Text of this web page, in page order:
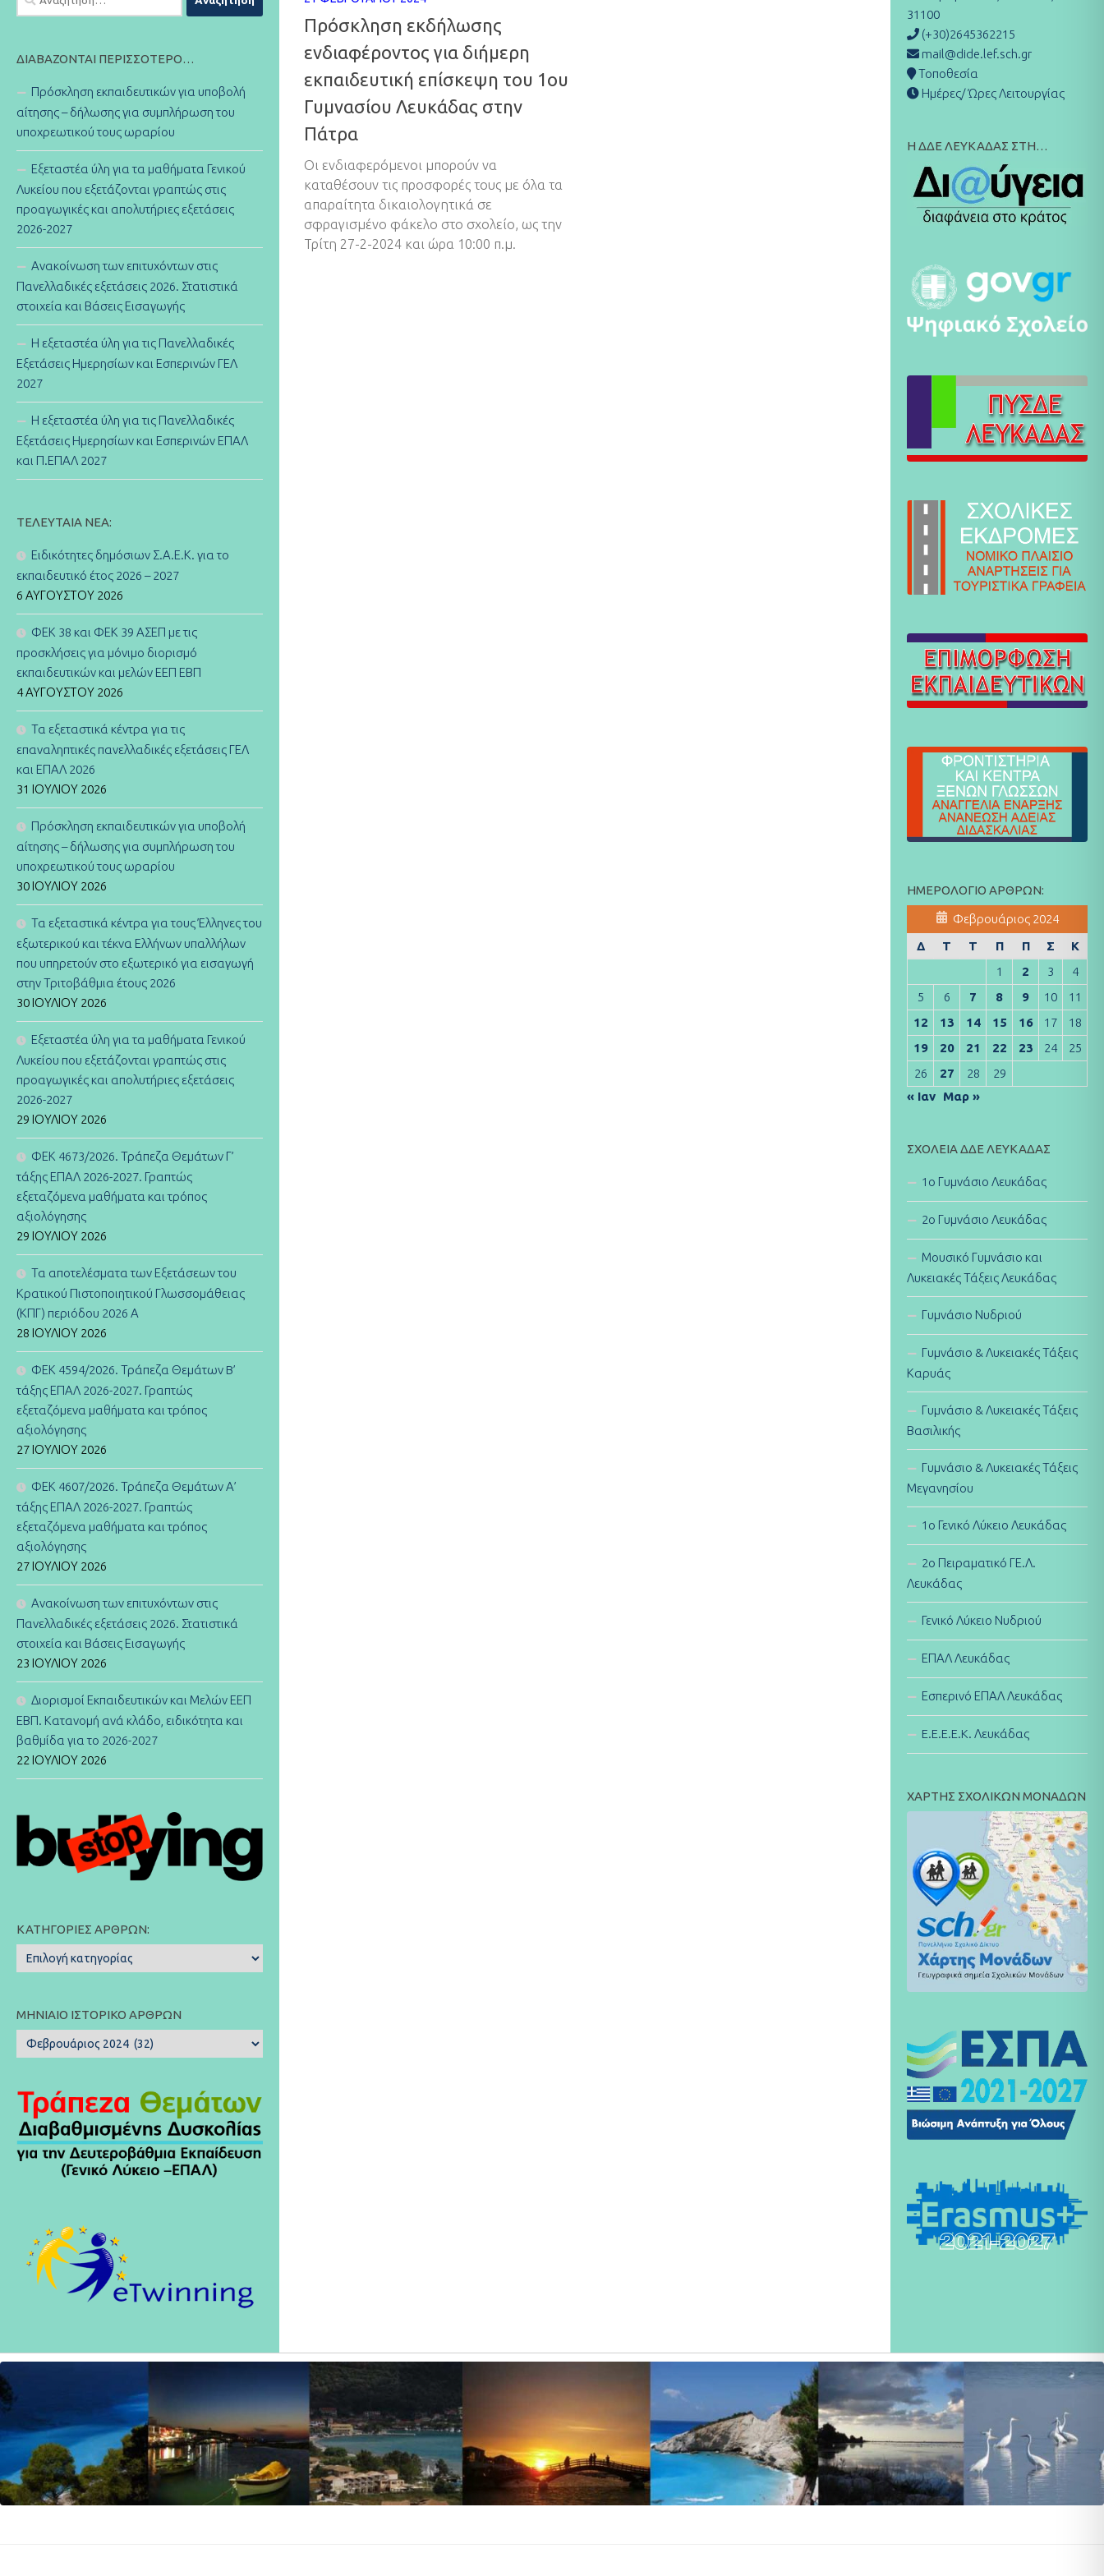
Πρόσκληση εκδήλωσης
ενδιαφέροντος για διήμερη
εκπαιδευτική επίσκεψη του 1ου
Γυμνασίου Λευκάδας στην
Πάτρα
Οι ενδιαφερόμενοι μπορούν να
καταθέσουν τις προσφορές τους με όλα τα
απαραίτητα δικαιολογητικά σε
σφραγισμένο φάκελο στο σχολείο, ως την
Τρίτη 27-2-2024 και ώρα 10:00 π.μ.
για:
ΔΙΑΒΆΖΟΝΤΑΙ ΠΕΡΙΣΣΌΤΕΡΟ…
Πρόσκληση εκπαιδευτικών για υποβολή
αίτησης – δήλωσης για συμπλήρωση του
υποχρεωτικού τους ωραρίου
Εξεταστέα ύλη για τα μαθήματα Γενικού
Λυκείου που εξετάζονται γραπτώς στις
προαγωγικές και απολυτήριες εξετάσεις
2026-2027
Ανακοίνωση των επιτυχόντων στις
Πανελλαδικές εξετάσεις 2026. Στατιστικά
στοιχεία και Βάσεις Εισαγωγής
Η εξεταστέα ύλη για τις Πανελλαδικές
Εξετάσεις Ημερησίων και Εσπερινών ΓΕΛ
2027
Η εξεταστέα ύλη για τις Πανελλαδικές
Εξετάσεις Ημερησίων και Εσπερινών ΕΠΑΛ
και Π.ΕΠΑΛ 2027
ΤΕΛΕΥΤΑΊΑ ΝΈΑ:
Ειδικότητες δημόσιων Σ.Α.Ε.Κ. για το
εκπαιδευτικό έτος 2026 – 2027
6 ΑΥΓΟΎΣΤΟΥ 2026
ΦΕΚ 38 και ΦΕΚ 39 ΑΣΕΠ με τις
προσκλήσεις για μόνιμο διορισμό
εκπαιδευτικών και μελών ΕΕΠ ΕΒΠ
4 ΑΥΓΟΎΣΤΟΥ 2026
Τα εξεταστικά κέντρα για τις
επαναληπτικές πανελλαδικές εξετάσεις ΓΕΛ
και ΕΠΑΛ 2026
31 ΙΟΥΛΊΟΥ 2026
Πρόσκληση εκπαιδευτικών για υποβολή
αίτησης – δήλωσης για συμπλήρωση του
υποχρεωτικού τους ωραρίου
30 ΙΟΥΛΊΟΥ 2026
Τα εξεταστικά κέντρα για τους Έλληνες του
εξωτερικού και τέκνα Ελλήνων υπαλλήλων
που υπηρετούν στο εξωτερικό για εισαγωγή
στην Τριτοβάθμια έτους 2026
30 ΙΟΥΛΊΟΥ 2026
Εξεταστέα ύλη για τα μαθήματα Γενικού
Λυκείου που εξετάζονται γραπτώς στις
προαγωγικές και απολυτήριες εξετάσεις
2026-2027
29 ΙΟΥΛΊΟΥ 2026
ΦΕΚ 4673/2026. Τράπεζα Θεμάτων Γ’
τάξης ΕΠΑΛ 2026-2027. Γραπτώς
εξεταζόμενα μαθήματα και τρόπος
αξιολόγησης
29 ΙΟΥΛΊΟΥ 2026
Τα αποτελέσματα των Εξετάσεων του
Κρατικού Πιστοποιητικού Γλωσσομάθειας
(ΚΠΓ) περιόδου 2026 Α
28 ΙΟΥΛΊΟΥ 2026
ΦΕΚ 4594/2026. Τράπεζα Θεμάτων B’
τάξης ΕΠΑΛ 2026-2027. Γραπτώς
εξεταζόμενα μαθήματα και τρόπος
αξιολόγησης
27 ΙΟΥΛΊΟΥ 2026
ΦΕΚ 4607/2026. Τράπεζα Θεμάτων Α’
τάξης ΕΠΑΛ 2026-2027. Γραπτώς
εξεταζόμενα μαθήματα και τρόπος
αξιολόγησης
27 ΙΟΥΛΊΟΥ 2026
Ανακοίνωση των επιτυχόντων στις
Πανελλαδικές εξετάσεις 2026. Στατιστικά
στοιχεία και Βάσεις Εισαγωγής
23 ΙΟΥΛΊΟΥ 2026
Διορισμοί Εκπαιδευτικών και Μελών ΕΕΠ
ΕΒΠ. Κατανομή ανά κλάδο, ειδικότητα και
βαθμίδα για το 2026-2027
22 ΙΟΥΛΊΟΥ 2026
ΚΑΤΗΓΟΡΊΕΣ ΆΡΘΡΩΝ:
Κατηγορίες
Άρθρων:
ΜΗΝΙΑΊΟ ΙΣΤΟΡΙΚΌ ΆΡΘΡΩΝ
Μηνιαίο
Ιστορικό
31100
(+30)2645362215
mail@dide.lef.sch.gr
Τοποθεσία
Ημέρες/ Ώρες Λειτουργίας
Η ΔΔΕ ΛΕΥΚΑΔΑΣ ΣΤΗ…
ΗΜΕΡΟΛΌΓΙΟ ΆΡΘΡΩΝ:
Φεβρουάριος 2024
Δ
Τ Τ Π Π Σ
Κ
1
2 3
4
5
6 7 8 9 10
11
12
13 14 15 16 17
18
19
20 21 22 23 24
25
26
27 28
29
« Ιαν Μαρ »
ΣΧΟΛΕΊΑ ΔΔΕ ΛΕΥΚΆΔΑΣ
1ο Γυμνάσιο Λευκάδας
2ο Γυμνάσιο Λευκάδας
Μουσικό Γυμνάσιο και
Λυκειακές Τάξεις Λευκάδας
Γυμνάσιο Νυδριού
Γυμνάσιο & Λυκειακές Τάξεις
Καρυάς
Γυμνάσιο & Λυκειακές Τάξεις
Βασιλικής
Γυμνάσιο & Λυκειακές Τάξεις
Μεγανησίου
1ο Γενικό Λύκειο Λευκάδας
2ο Πειραματικό ΓΕ.Λ.
Λευκάδας
Γενικό Λύκειο Νυδριού
ΕΠΑΛ Λευκάδας
Εσπερινό ΕΠΑΛ Λευκάδας
E.E.E.E.K. Λευκάδας
ΧΑΡΤΗΣ ΣΧΟΛΙΚΩΝ ΜΟΝΑΔΩΝ